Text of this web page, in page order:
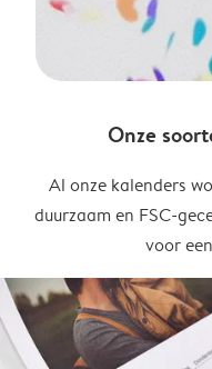
Onze
Al onze kalenders
duurzaam en FSC-
voor